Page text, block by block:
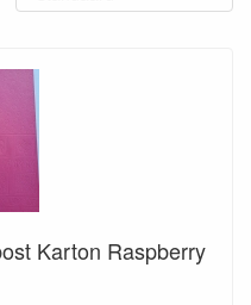
Karton Raspberry